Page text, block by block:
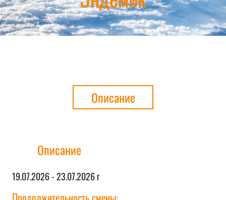
Описание
Описание
19.07.2026 - 23.07.2026 г